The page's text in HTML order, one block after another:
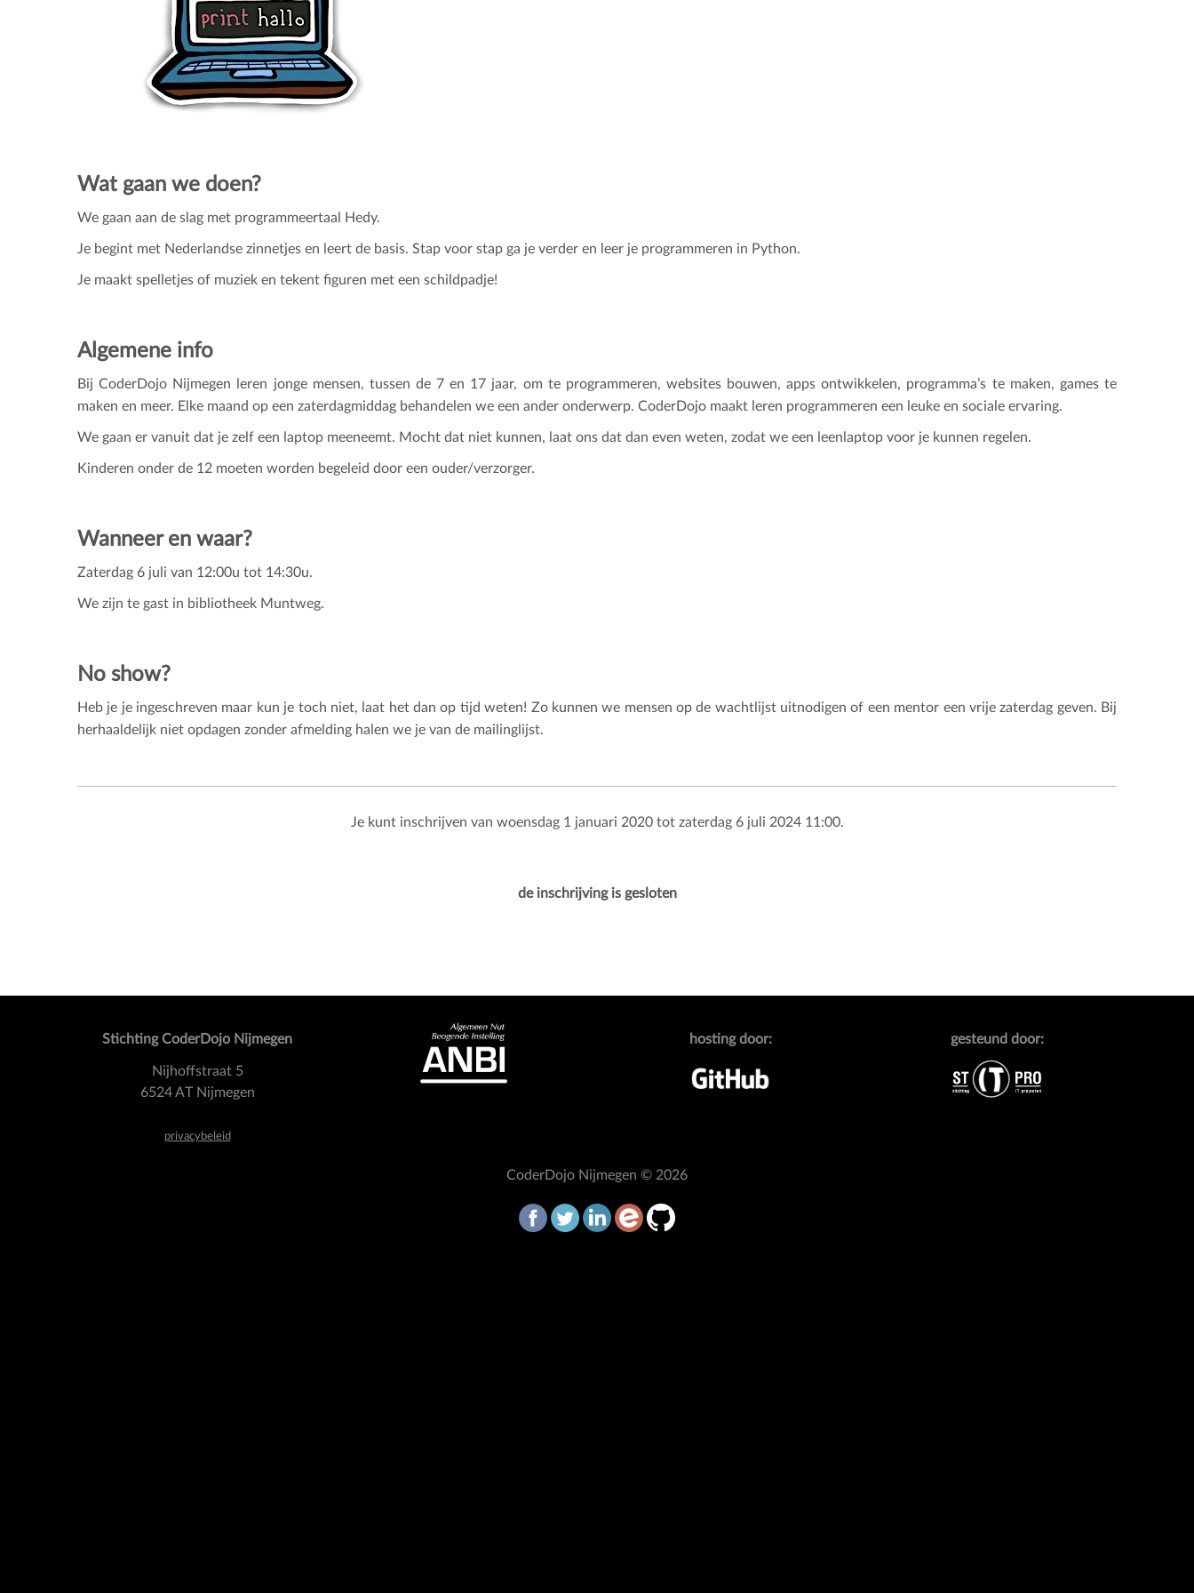
Wat gaan we doen?
We gaan aan de slag met programmeertaal Hedy.
Je begint met Nederlandse zinnetjes en leert de basis. Stap voor stap ga je verder en leer je programmeren in Python.
Je maakt spelletjes of muziek en tekent figuren met een schildpadje!
Algemene info
Bij CoderDojo Nijmegen leren jonge mensen, tussen de 7 en 17 jaar, om te programmeren, websites bouwen, apps ontwikkelen, programma’s te maken, games te
maken en meer. Elke maand op een zaterdagmiddag behandelen we een ander onderwerp. CoderDojo maakt leren programmeren een leuke en sociale ervaring.
We gaan er vanuit dat je zelf een laptop meeneemt. Mocht dat niet kunnen, laat ons dat dan even weten, zodat we een leenlaptop voor je kunnen regelen.
Kinderen onder de 12 moeten worden begeleid door een ouder/verzorger.
Wanneer en waar?
Zaterdag 6 juli van 12:00u tot 14:30u.
We zijn te gast in bibliotheek Muntweg.
No show?
Heb je je ingeschreven maar kun je toch niet, laat het dan op tijd weten! Zo kunnen we mensen op de wachtlijst uitnodigen of een mentor een vrije zaterdag geven. Bij
herhaaldelijk niet opdagen zonder afmelding halen we je van de mailinglijst.
Je kunt inschrijven van woensdag 1 januari 2020 tot zaterdag 6 juli 2024 11:00.
de inschrijving is gesloten
Stichting CoderDojo Nijmegen
Nijhoffstraat 5
6524 AT Nijmegen
privacybeleid
hosting door: gesteund door:
CoderDojo Nijmegen © 2026